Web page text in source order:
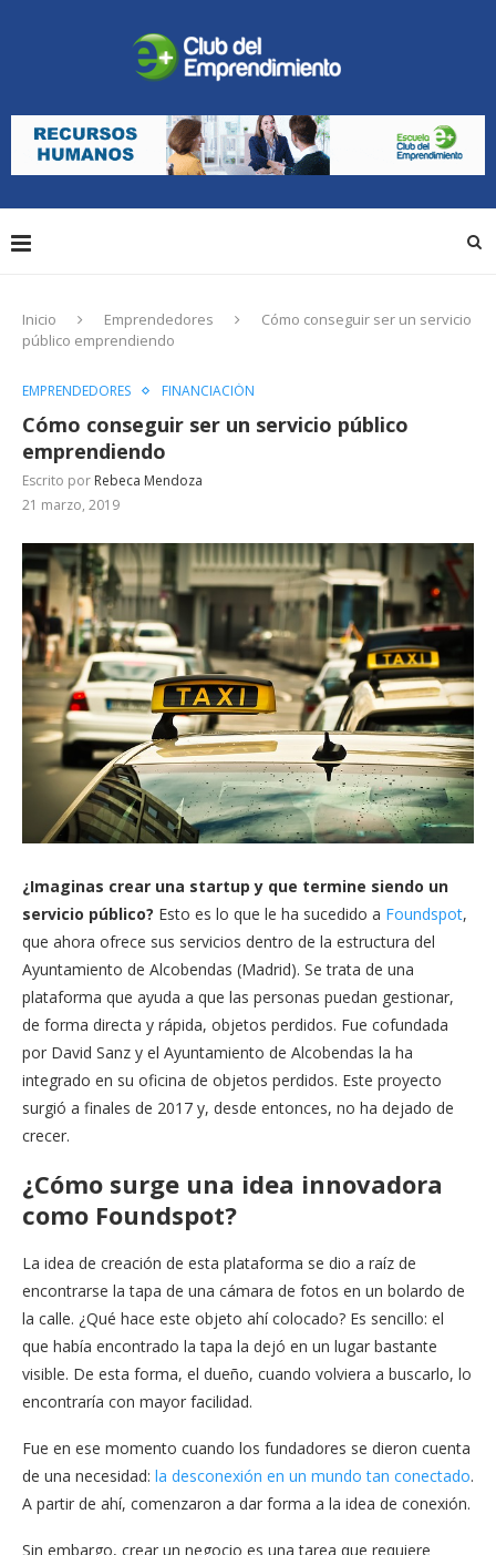
Inicio Emprendedores
Cómo conseguir ser un servicio
público emprendiendo
EMPRENDEDORES FINANCIACIÓN
Cómo conseguir ser un servicio público
emprendiendo
Escrito por Rebeca Mendoza
21 marzo, 2019
¿Imaginas crear una startup y que termine siendo un
servicio público? Esto es lo que le ha sucedido a Foundspot,
que ahora ofrece sus servicios dentro de la estructura del
Ayuntamiento de Alcobendas (Madrid). Se trata de una
plataforma que ayuda a que las personas puedan gestionar,
de forma directa y rápida, objetos perdidos. Fue cofundada
por David Sanz y el Ayuntamiento de Alcobendas la ha
integrado en su oficina de objetos perdidos. Este proyecto
surgió a finales de 2017 y, desde entonces, no ha dejado de
crecer.
¿Cómo surge una idea innovadora
como Foundspot?
La idea de creación de esta plataforma se dio a raíz de
encontrarse la tapa de una cámara de fotos en un bolardo de
la calle. ¿Qué hace este objeto ahí colocado? Es sencillo: el
que había encontrado la tapa la dejó en un lugar bastante
visible. De esta forma, el dueño, cuando volviera a buscarlo, lo
encontraría con mayor facilidad.
Fue en ese momento cuando los fundadores se dieron cuenta
de una necesidad: la desconexión en un mundo tan conectado.
A partir de ahí, comenzaron a dar forma a la idea de conexión.
Sin embargo, crear un negocio es una tarea que requiere